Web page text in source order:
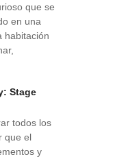
que se
en una
habitación
Stage
todos los
que el
y